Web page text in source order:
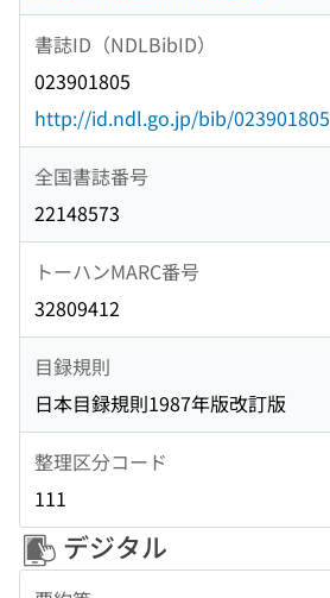
書誌ID（NDLBibID）
023901805
http://id.ndl.go.jp/bib/023901805
全国書誌番号
22148573
トーハンMARC番号
32809412
目録規則
日本目録規則1987年版改訂版
整理区分コード
111
デジタル